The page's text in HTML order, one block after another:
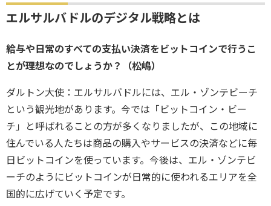
エルサルバドルのデジタル戦略とは
給与や日常のすべての支払い決済をビットコインで行うこ
とが理想なのでしょうか？（松嶋）
ダルトン大使：エルサルバドルには、エル・ゾンテビーチ
という観光地があります。今では「ビットコイン・ビー
チ」と呼ばれることの方が多くなりましたが、この地域に
住んでいる人たちは商品の購入やサービスの決済などに毎
日ビットコインを使っています。今後は、エル・ゾンテビ
ーチのようにビットコインが日常的に使われるエリアを全
国的に広げていく予定です。